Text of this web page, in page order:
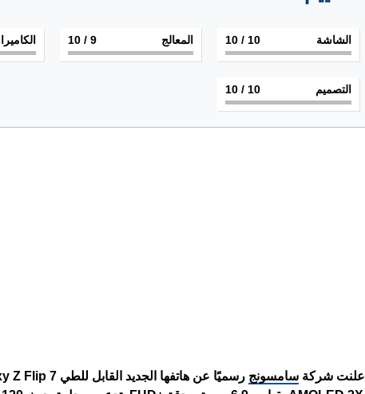
الشاشة 10
/ 10 المعالج 9
/ 10 الكاميرا
التصميم 10
/ 10
أعلنت شركة سامسونج